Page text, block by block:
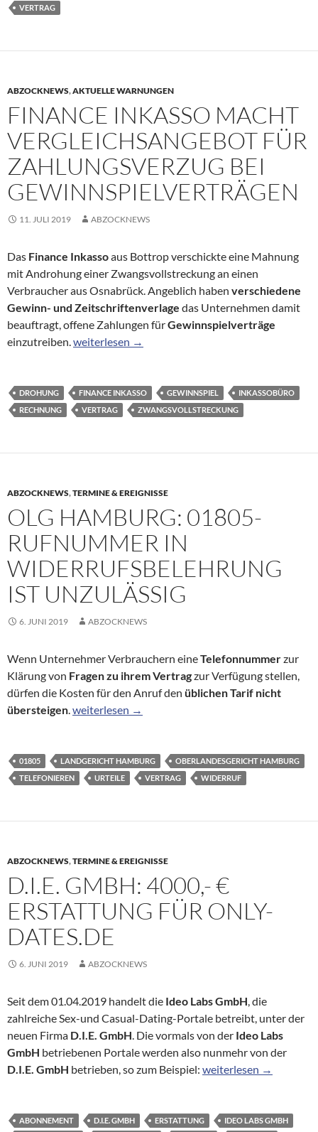
VERTRAG
ABZOCKNEWS,AKTUELLE WARNUNGEN
FINANCE INKASSO MACHT
VERGLEICHSANGEBOT FÜR
ZAHLUNGSVERZUG BEI
GEWINNSPIELVERTRÄGEN
11. JULI 2019 ABZOCKNEWS
Das Finance Inkassoaus Bottrop verschickte eine Mahnung
mit Androhung einer Zwangsvollstreckung an einen
Verbraucher aus Osnabrück. Angeblich haben verschiedene
Gewinn- und Zeitschriftenverlage das Unternehmen damit
beauftragt, offene Zahlungen fürGewinnspielverträge
einzutreiben.Finance Inkasso macht Vergleichsangebot für
weiterlesen →
DROHUNG FINANCE INKASSO GEWINNSPIEL
INKASSOBÜRO
RECHNUNG
VERTRAG ZWANGSVOLLSTRECKUNG
ABZOCKNEWS,TERMINE & EREIGNISSE
OLG HAMBURG: 01805-
RUFNUMMER IN
WIDERRUFSBELEHRUNG
IST UNZULÄSSIG
6. JUNI 2019 ABZOCKNEWS
Wenn Unternehmer Verbrauchern eineTelefonnummerzur
Klärung von Fragen zu ihrem Vertragzur Verfügung stellen,
dürfen die Kosten für den Anruf den üblichen Tarif nicht
übersteigen.OLG Hamburg: 01805-Rufnummer in
weiterlesen →
01805 LANDGERICHT HAMBURG
OBERLANDESGERICHT HAMBURG
TELEFONIEREN
URTEILE VERTRAG WIDERRUF
ABZOCKNEWS,TERMINE & EREIGNISSE
D.I.E. GMBH: 4000,- €
ERSTATTUNG FÜR ONLY-
DATES.DE
6. JUNI 2019 ABZOCKNEWS
Seit dem 01.04.2019 handelt die Ideo Labs GmbH, die
zahlreiche Sex-und Casual-Dating-Portale betreibt, unter der
neuen Firma D.I.E. GmbH. Die vormals von der Ideo Labs
GmbH betriebenen Portale werden also nunmehr von der
D.I.E. GmbH betrieben, so zum Beispiel: D.I.E. GmbH: 4000,- €
weiterlesen →
ABONNEMENT D.I.E. GMBH ERSTATTUNG
IDEO LABS GMBH